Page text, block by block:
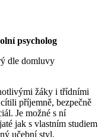
psycholog
dle domluvy
žáky i třídními
příjemně, bezpečně
Je možné s ní
jak s vlastním studiem
učební styl,